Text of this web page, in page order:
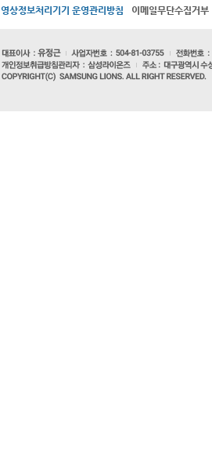
영상정보처리기기 운영관리방침 이메일무단수집거부